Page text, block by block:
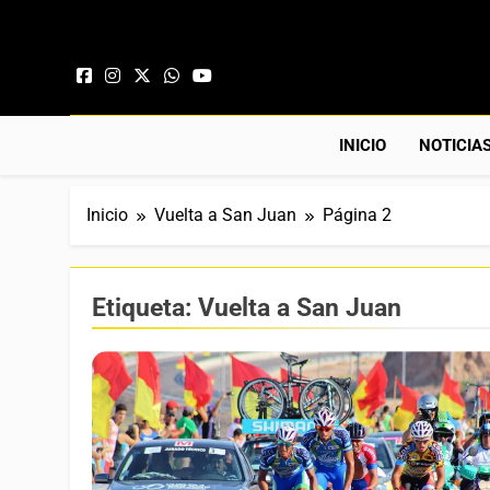
INICIO
Inicio Vuelta a San Juan Página 2
Etiqueta: Vuelta a San Juan